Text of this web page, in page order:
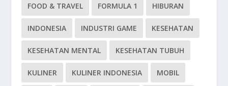
FOOD & TRAVEL FORMULA 1 HIBURAN
INDONESIA INDUSTRI GAME KESEHATAN
KESEHATAN MENTAL KESEHATAN TUBUH
KULINER KULINER INDONESIA MOBIL